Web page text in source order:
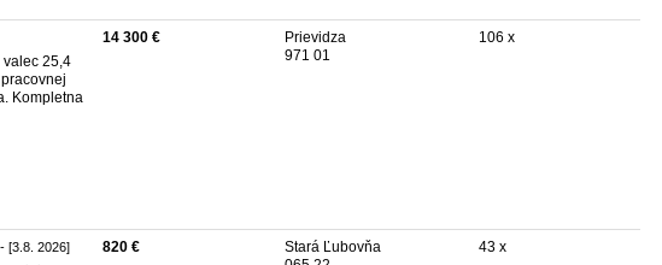
valec 25,4
Kompletna
14 300 €
Prievidza
971 01
106 x
- [3.8. 2026] 820 €
Stará Ľubovňa
43 x